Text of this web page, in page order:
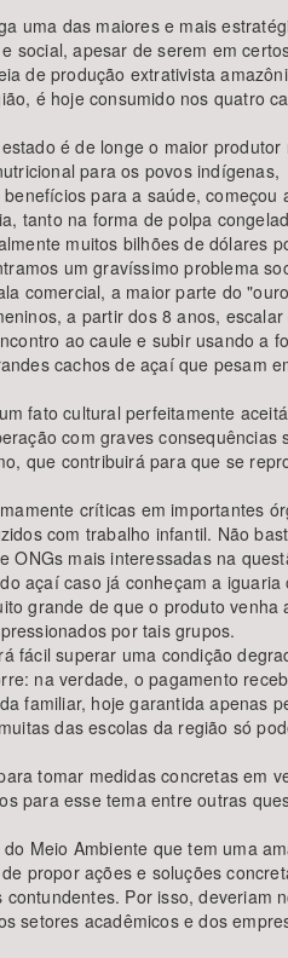
uma das maiores e mais
social, apesar de serem em
de produção extrativista
é hoje consumido nos quatro
é de longe o maior produtor
para os povos indígenas,
para a saúde, começou
tanto na forma de polpa
muitos bilhões de dólares
um gravíssimo problema
comercial, a maior parte do
a partir dos 8 anos, escalar
ao caule e subir usando a
cachos de açaí que pesam
fato cultural perfeitamente
com graves consequências
que contribuirá para que se
críticas em importantes
com trabalho infantil. Não
ONGs mais interessadas na
açaí caso já conheçam a iguaria
grande de que o produto venha
por tais grupos.
fácil superar uma condição
na verdade, o pagamento
familiar, hoje garantida apenas
das escolas da região só
tomar medidas concretas em
para esse tema entre outras
Meio Ambiente que tem uma
propor ações e soluções
Por isso, deveriam
setores acadêmicos e dos